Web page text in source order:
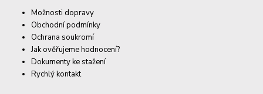
Možnosti dopravy
Obchodní podmínky
Ochrana soukromí
Jak ověřujeme hodnocení?
Dokumenty ke stažení
Rychlý kontakt